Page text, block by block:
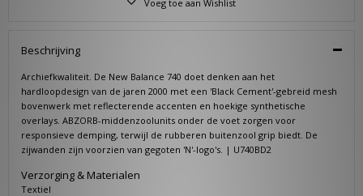
Voeg toe aan Wishlist
Beschrijving
Archiefkwaliteit. De New Balance 740 doet denken aan het
hardloopdesign van de jaren 2000 met een 'Black Cement'-gebreid mesh
bovenwerk met reflecterende accenten en hoekige synthetische
overlays. ABZORB-middenzoolunits onder de voet zorgen voor
responsieve demping, terwijl de rubberen buitenzool grip biedt. De
zijwanden zijn voorzien van gegoten 'N'-logo's. | U740BD2
Verzorging & Materialen
Textiel